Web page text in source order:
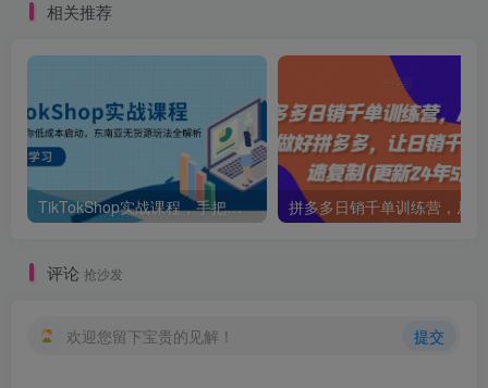
相关推荐
TikTokShop实战课程，手把手教你低成本启动，东南亚无货源玩法全解析
评论 抢沙发
欢迎您留下宝贵的见解！ 提交